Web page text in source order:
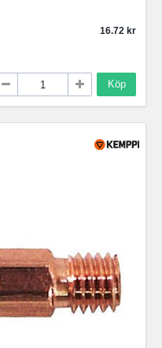
16.72
Köp